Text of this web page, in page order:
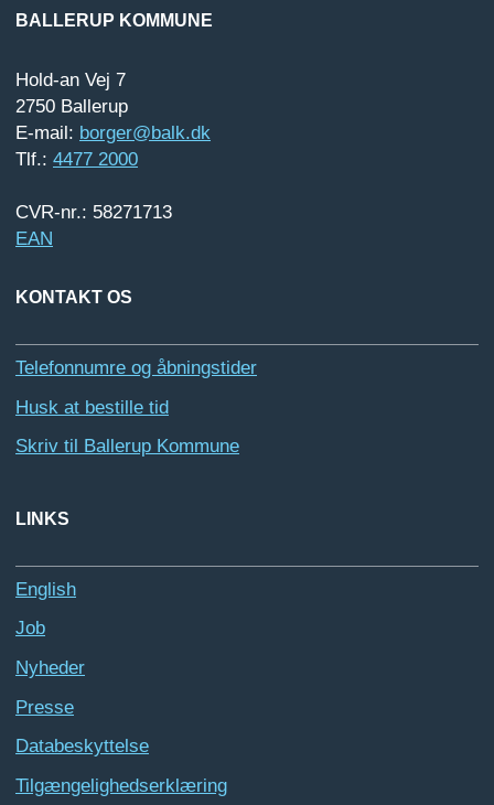
BALLERUP KOMMUNE
Hold-an Vej 7
2750 Ballerup
E-mail: borger@balk.dk
Tlf.: 4477 2000
CVR-nr.: 58271713
EAN
KONTAKT OS
Telefonnumre og åbningstider
Husk at bestille tid
Skriv til Ballerup Kommune
LINKS
English
Job
Nyheder
Presse
Databeskyttelse
Tilgængelighedserklæring